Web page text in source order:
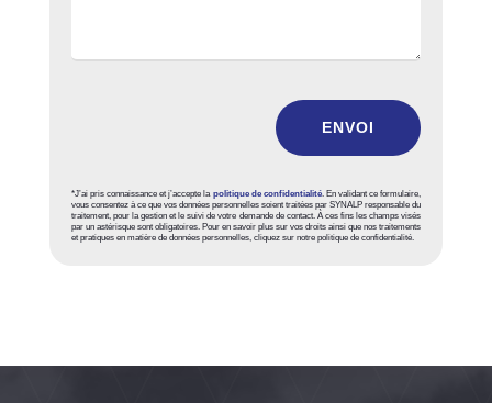
ENVOI
*J’ai pris connaissance et j’accepte la politique de confidentialité. En validant ce formulaire,
vous consentez à ce que vos données personnelles soient traitées par SYNALP responsable du
traitement, pour la gestion et le suivi de votre demande de contact. À ces fins les champs visés
par un astérisque sont obligatoires. Pour en savoir plus sur vos droits ainsi que nos traitements
et pratiques en matière de données personnelles, cliquez sur notre politique de confidentialité.